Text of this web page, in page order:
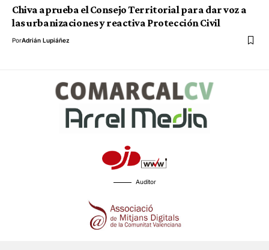
Chiva aprueba el Consejo Territorial para dar voz a
las urbanizaciones y reactiva Protección Civil
PorAdrián Lupiáñez
Auditor